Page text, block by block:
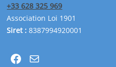
+33 628 325 969
Association Loi 1901
Siret :8387994920001
Facebook
Mail